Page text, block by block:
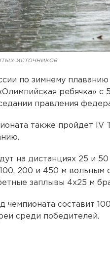
источников
по зимнему
ребячка» с
правления
также пройдет
на дистанциях 25 и
200 и 450 м вольным
заплывы 4х25 м
чемпионата составит
среди победителей.